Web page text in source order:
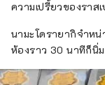
ความเปรี้ยวของราส
นามะโดรายากิจำห
ห้องราว 30 นาทีก็นิ่